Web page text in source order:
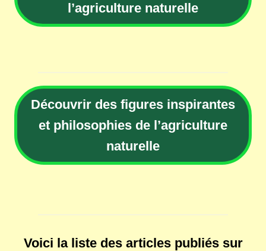
l’agriculture naturelle
Découvrir des figures inspirantes
et philosophies de l’agriculture
naturelle
Voici la liste des articles publiés sur